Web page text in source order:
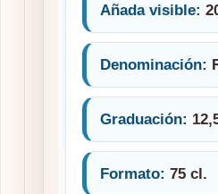
Añada visible:
Denominación:
Graduación:
Formato: 75 cl.